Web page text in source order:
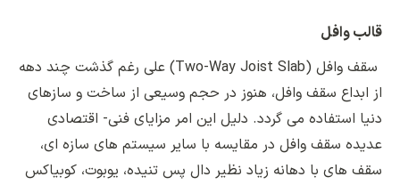
قالب وافل
سقف وافل (Two-Way Joist Slab) علی رغم گذشت چند دهه
از ابداع سقف وافل، هنوز در حجم وسیعی از ساخت و سازهای
دنیا استفاده می گردد. دلیل این امر مزایای فنی- اقتصادی
عدیده سقف وافل در مقایسه با سایر سیستم های سازه ای،
سقف های با دهانه زیاد نظیر دال پس تنیده، یوبوت، کوبیاکس